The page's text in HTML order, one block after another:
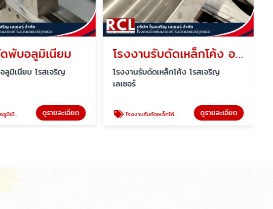
พับอลูมิเนียม
ลูมิเนียม โรสเจริญ
เนียม ดูรายละเอียด
โรงงานรับดัดเหล็กโค้ง อยุธยา
โรงงานรับดัดเหล็กโค้ง โรสเจริญ
เลเซอร์
โรงงานรับดัดเหล็กโค้ง อยุธยา ดูรายละเอียด